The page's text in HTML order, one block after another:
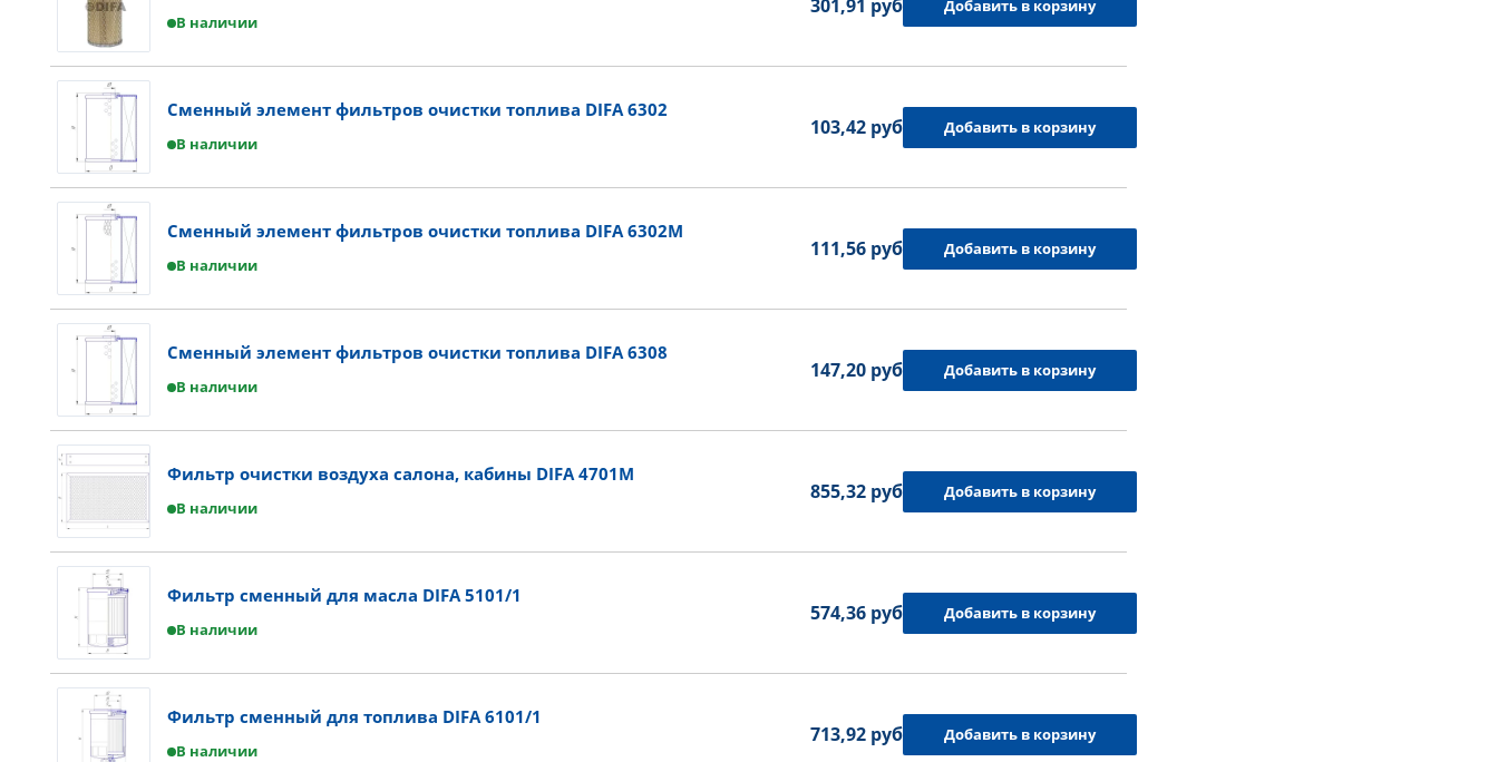
В наличии
301,91 руб. Добавить в корзину
Сменный элемент фильтров очистки топлива DIFA 6302
В наличии
103,42 руб. Добавить в корзину
Сменный элемент фильтров очистки топлива DIFA 6302M
В наличии
111,56 руб. Добавить в корзину
Сменный элемент фильтров очистки топлива DIFA 6308
В наличии
147,20 руб. Добавить в корзину
Фильтр очистки воздуха салона, кабины DIFA 4701M
В наличии
855,32 руб. Добавить в корзину
Фильтр сменный для масла DIFA 5101/1
В наличии
574,36 руб. Добавить в корзину
Фильтр сменный для топлива DIFA 6101/1
В наличии
713,92 руб. Добавить в корзину